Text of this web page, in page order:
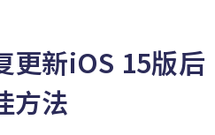
更新iOS 15版后
方法